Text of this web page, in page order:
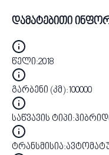
დამატებითი
წელი:2018
გარბენი (კმ):100000
საწვავის ტიპი:
ტრანსმისია: